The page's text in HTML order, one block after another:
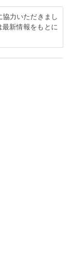
力いただきまし
新情報をもとに